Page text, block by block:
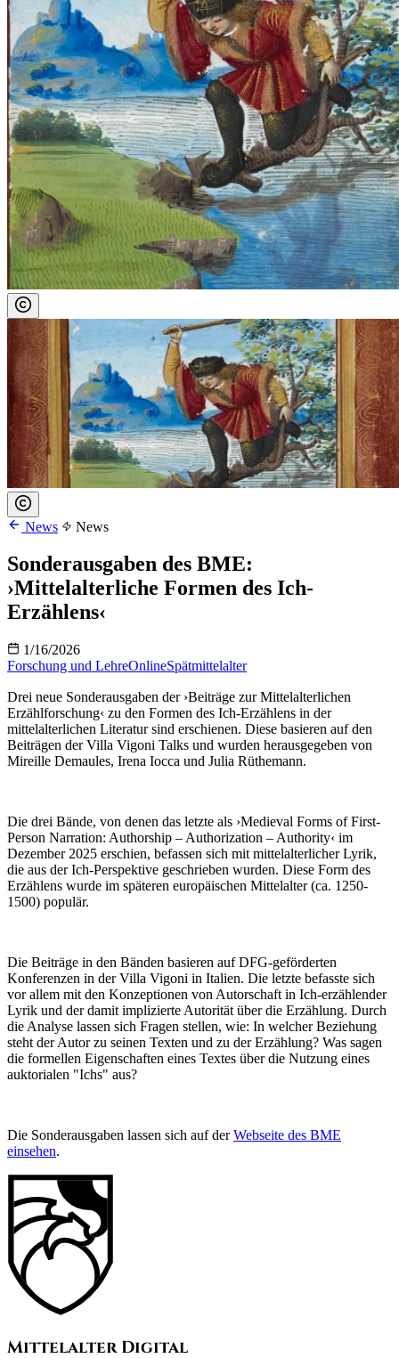
News News
Sonderausgaben des BME:
›Mittelalterliche Formen des Ich-
Erzählens‹
1/16/2026
Forschung und LehreOnlineSpätmittelalter
Drei neue Sonderausgaben der ›Beiträge zur Mittelalterlichen
Erzählforschung‹ zu den Formen des Ich-Erzählens in der
mittelalterlichen Literatur sind erschienen. Diese basieren auf den
Beiträgen der Villa Vigoni Talks und wurden herausgegeben von
Mireille Demaules, Irena Iocca und Julia Rüthemann.
Die drei Bände, von denen das letzte als ›Medieval Forms of First-
Person Narration: Authorship – Authorization – Authority‹ im
Dezember 2025 erschien, befassen sich mit mittelalterlicher Lyrik,
die aus der Ich-Perspektive geschrieben wurden. Diese Form des
Erzählens wurde im späteren europäischen Mittelalter (ca. 1250-
1500) populär.
Die Beiträge in den Bänden basieren auf DFG-geförderten
Konferenzen in der Villa Vigoni in Italien. Die letzte befasste sich
vor allem mit den Konzeptionen von Autorschaft in Ich-erzählender
Lyrik und der damit implizierte Autorität über die Erzählung. Durch
die Analyse lassen sich Fragen stellen, wie: In welcher Beziehung
steht der Autor zu seinen Texten und zu der Erzählung? Was sagen
die formellen Eigenschaften eines Textes über die Nutzung eines
auktorialen "Ichs" aus?
Die Sonderausgaben lassen sich auf derWebseite des BME
einsehen.
Mittelalter Digital